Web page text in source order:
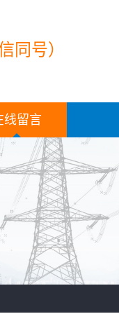
同号）
线留言